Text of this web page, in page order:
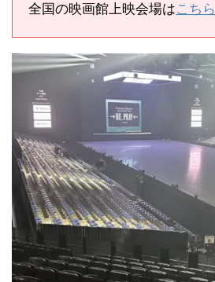
全国の映画館上映会場はこちら